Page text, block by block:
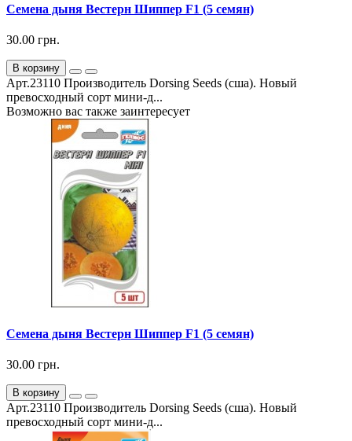
Семена дыня Вестерн Шиппер F1 (5 семян)
30.00 грн.
В корзину
Арт.23110 Производитель Dorsing Seeds (сша). Новый
превосходный сорт мини-д...
Возможно вас также заинтересует
Семена дыня Вестерн Шиппер F1 (5 семян)
30.00 грн.
В корзину
Арт.23110 Производитель Dorsing Seeds (сша). Новый
превосходный сорт мини-д...